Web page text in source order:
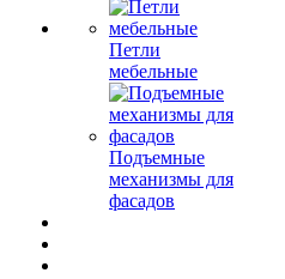
Петли
мебельные
Подъемные
механизмы для
фасадов